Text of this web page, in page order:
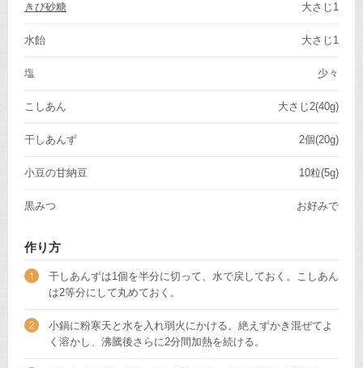
きび砂糖 大さじ1
水飴 大さじ1
塩 少々
こしあん 大さじ2(40g)
干しあんず 2個(20g)
小豆の甘納豆 10粒(5g)
黒みつ お好みで
作り方
干しあんずは1個を半分に切って、水で戻しておく。こしあん
は2等分にして丸めておく。
小鍋に粉寒天と水を入れ弱火にかける。絶えずかき混ぜてよ
く溶かし、沸騰後さらに2分間加熱を続ける。